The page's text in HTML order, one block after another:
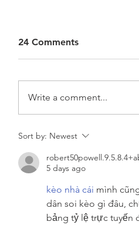
24 Comments
Write a comment...
Sort by: Newest
5 days ago
kèo nhà cái mình
dân soi kèo gì đâu,
bảng tỷ lệ trực tuyến